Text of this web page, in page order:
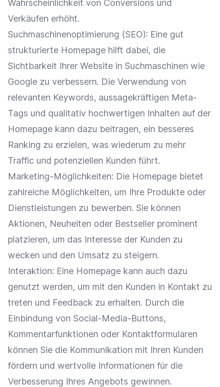
Wahrscheinlichkeit von Conversions und
Verkäufen erhöht.
Suchmaschinenoptimierung (SEO): Eine gut
strukturierte Homepage hilft dabei, die
Sichtbarkeit Ihrer Website in Suchmaschinen wie
Google zu verbessern. Die Verwendung von
relevanten Keywords, aussagekräftigen Meta-
Tags und qualitativ hochwertigen Inhalten auf der
Homepage kann dazu beitragen, ein besseres
Ranking zu erzielen, was wiederum zu mehr
Traffic und potenziellen Kunden führt.
Marketing-Möglichkeiten: Die Homepage bietet
zahlreiche Möglichkeiten, um Ihre Produkte oder
Dienstleistungen zu bewerben. Sie können
Aktionen, Neuheiten oder Bestseller prominent
platzieren, um das Interesse der Kunden zu
wecken und den Umsatz zu steigern.
Interaktion: Eine Homepage kann auch dazu
genutzt werden, um mit den Kunden in Kontakt zu
treten und Feedback zu erhalten. Durch die
Einbindung von Social-Media-Buttons,
Kommentarfunktionen oder Kontaktformularen
können Sie die Kommunikation mit Ihren Kunden
fördern und wertvolle Informationen für die
Verbesserung Ihres Angebots gewinnen.